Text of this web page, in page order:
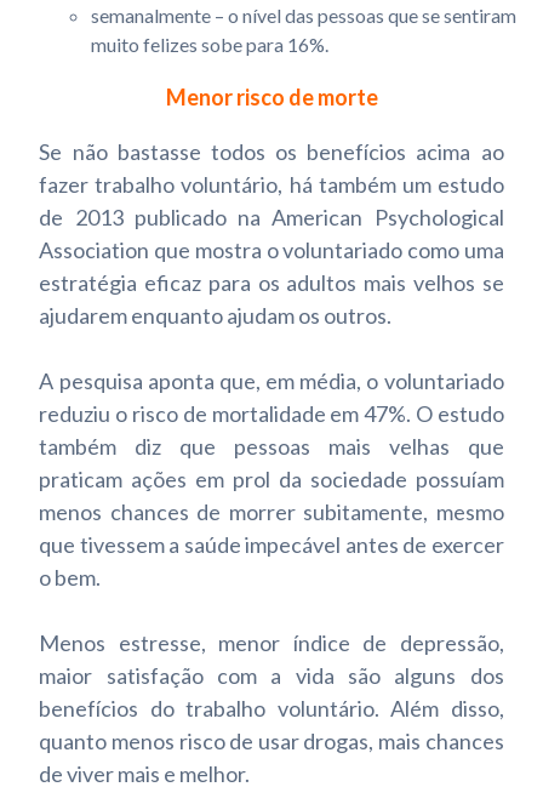
semanalmente – o nível das pessoas que se sentiram
muito felizes sobe para 16%.
Menor risco de morte
Se não bastasse todos os benefícios acima ao
fazer trabalho voluntário, há também um estudo
de 2013 publicado na American Psychological
Association que mostra o voluntariado como uma
estratégia eficaz para os adultos mais velhos se
ajudarem enquanto ajudam os outros.
A pesquisa aponta que, em média, o voluntariado
reduziu o risco de mortalidade em 47%. O estudo
também diz que pessoas mais velhas que
praticam ações em prol da sociedade possuíam
menos chances de morrer subitamente, mesmo
que tivessem a saúde impecável antes de exercer
o bem.
Menos estresse, menor índice de depressão,
maior satisfação com a vida são alguns dos
benefícios do trabalho voluntário. Além disso,
quanto menos risco de usar drogas, mais chances
de viver mais e melhor.